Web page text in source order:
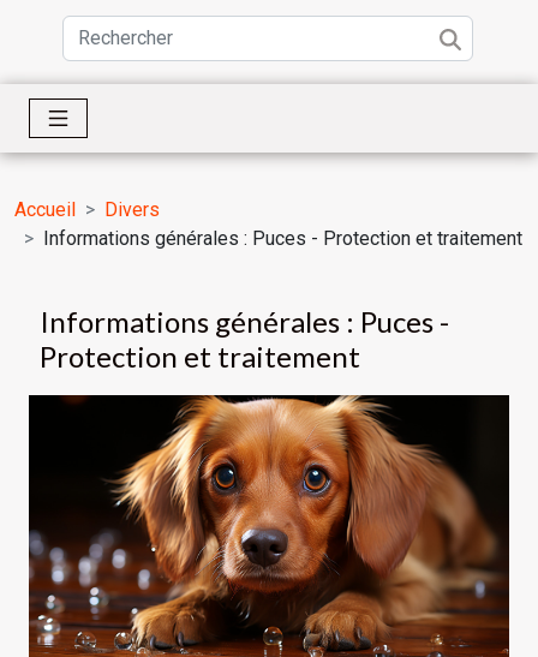
Accueil
Divers
Informations générales : Puces - Protection et traitement
Informations générales : Puces -
Protection et traitement